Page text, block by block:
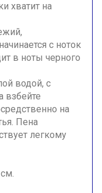
хватит на
с ноток
в ноты черного
водой, с
взбейте
на
Пена
легкому